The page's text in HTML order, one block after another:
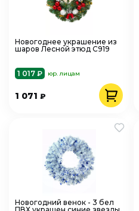
Новогоднее украшение из
шаров Лесной этюд С919
1 017 ₽ юр. лицам
1 071 ₽
Новогодний венок - 3 бел